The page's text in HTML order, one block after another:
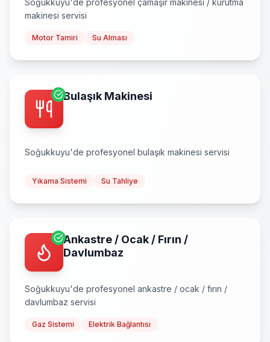
Soğukkuyu'de profesyonel çamaşır makinesi / kurutma
makinesi servisi
Motor Tamiri Su Alması
Bulaşık Makinesi
Soğukkuyu'de profesyonel bulaşık makinesi servisi
Yıkama Sistemi Su Tahliye
Ankastre / Ocak / Fırın /
Davlumbaz
Soğukkuyu'de profesyonel ankastre / ocak / fırın /
davlumbaz servisi
Gaz Sistemi Elektrik Bağlantısı